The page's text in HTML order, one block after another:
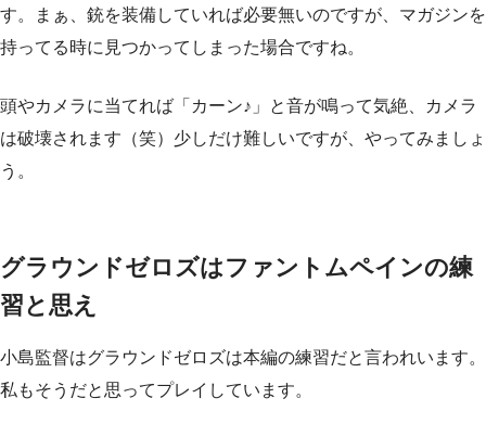
す。まぁ、銃を装備していれば必要無いのですが、マガジンを
持ってる時に見つかってしまった場合ですね。
頭やカメラに当てれば「カーン♪」と音が鳴って気絶、カメラ
は破壊されます（笑）少しだけ難しいですが、やってみましょ
う。
グラウンドゼロズはファントムペインの練
習と思え
小島監督はグラウンドゼロズは本編の練習だと言われいます。
私もそうだと思ってプレイしています。